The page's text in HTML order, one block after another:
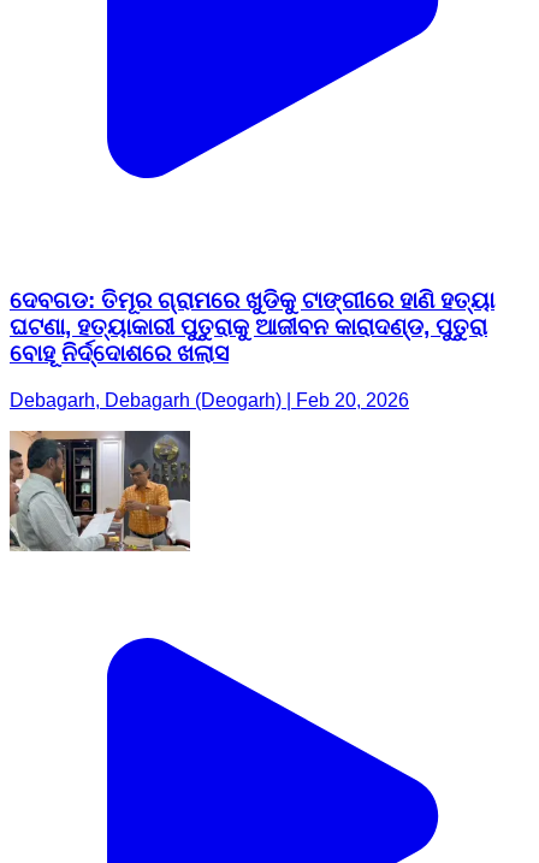
ଦେବଗଡ: ତିମୂର ଗ୍ରାମରେ ଖୁଡିକୁ ଟାଙ୍ଗୀରେ ହାଣି ହତ୍ୟା
ଘଟଣା, ହତ୍ୟାକାରୀ ପୁତୁରାକୁ ଆଜୀବନ କାରାଦଣ୍ଡ, ପୁତୁରା
ବୋହୂ ନିର୍ଦ୍ଦୋଶରେ ଖଲାସ
Debagarh, Debagarh (Deogarh) | Feb 20, 2026